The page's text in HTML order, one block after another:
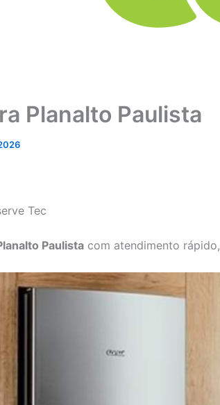
Planalto Paulista
Tec
Paulista com atendimento rápido,